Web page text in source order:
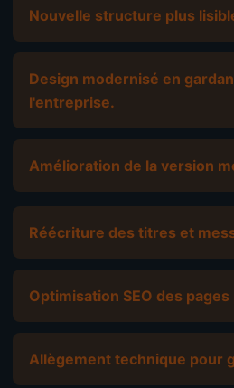
Nouvelle structure plus
Design modernisé en
l'entreprise.
Amélioration de la version
Réécriture des titres et
Optimisation SEO des
Allègement technique pour